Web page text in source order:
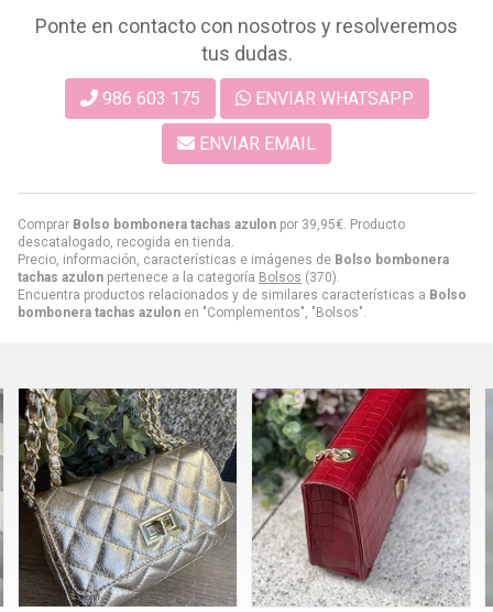
Comprar Bolso bombonera tachas azulon por 39,95€. Producto
descatalogado, recogida en tienda.
Precio, información, características e imágenes de Bolso bombonera
tachas azulon pertenece a la categoría Bolsos (370).
Encuentra productos relacionados y de similares características a Bolso
bombonera tachas azulon en "Complementos", "Bolsos".
Ponte en contacto con nosotros y resolveremos
tus dudas.
986 603 175 ENVIAR WHATSAPP
ENVIAR EMAIL